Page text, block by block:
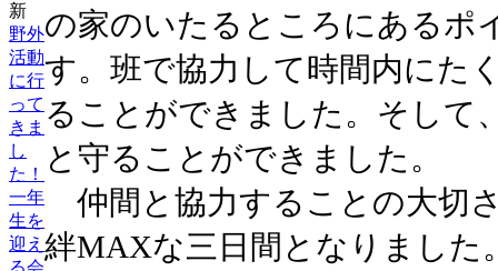
新
野外
活動
に行
って
きま
し
た！
一年
生を
迎え
る会
の家のいたるところにあるポ
す。班で協力して時間内にた
ることができました。そして
と守ることができました。
仲間と協力することの大切
絆MAXな三日間となりました